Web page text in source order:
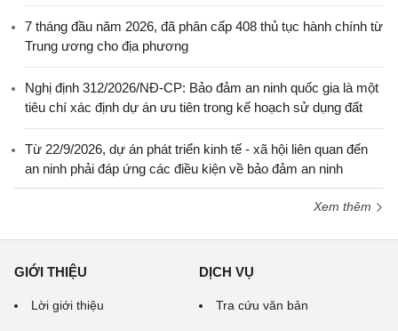
7 tháng đầu năm 2026, đã phân cấp 408 thủ tục hành chính từ
Trung ương cho địa phương
Nghị định 312/2026/NĐ-CP: Bảo đảm an ninh quốc gia là một
tiêu chí xác định dự án ưu tiên trong kế hoạch sử dụng đất
Từ 22/9/2026, dự án phát triển kinh tế - xã hội liên quan đến
an ninh phải đáp ứng các điều kiện về bảo đảm an ninh
Xem thêm
GIỚI THIỆU
Lời giới thiệu
DỊCH VỤ
Tra cứu văn bản